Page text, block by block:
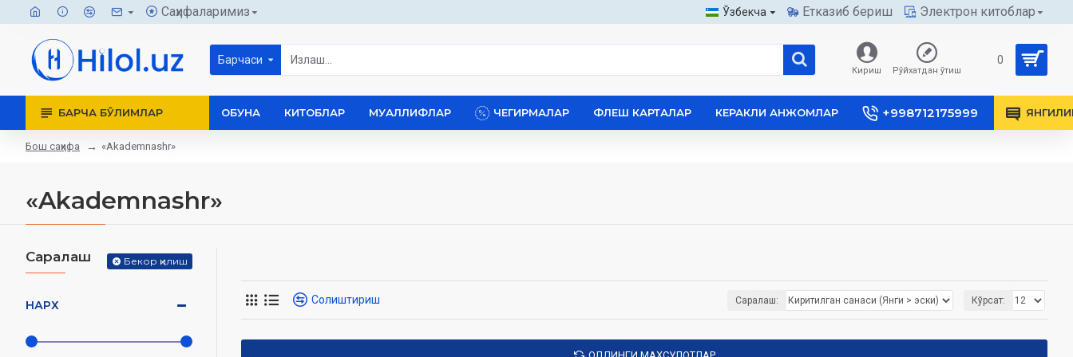
Саҳифаларимиз Ўзбекча Етказиб бериш Электрон китоблар
Барчаси
Кириш Рўйхатдан ўтиш
0
БАРЧА БЎЛИМЛАР ОБУНА КИТОБЛАР МУАЛЛИФЛАР ЧЕГИРМАЛАР ФЛЕШ КАРТАЛАР КЕРАКЛИ АНЖОМЛАР +998712175999
Бош саҳифа «Akademnashr»
«Akademnashr»
Саралаш Бекор қилиш
НАРХ Солиштириш Саралаш: Кўрсат: